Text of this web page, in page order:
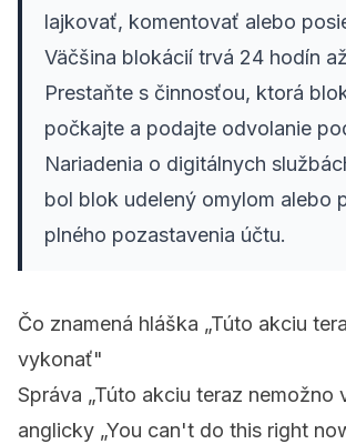
lajkovať, komentovať alebo
Väčšina blokácií trvá 24 hodín
Prestaňte s činnosťou, ktorá
počkajte a podajte odvolanie
Nariadenia o digitálnych
bol blok udelený omylom alebo
plného pozastavenia účtu.
Čo znamená hláška „Túto akciu
vykonať"
Správa „Túto akciu teraz
anglicky „You can't do this right